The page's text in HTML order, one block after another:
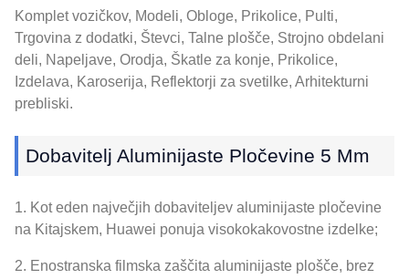
Komplet vozičkov, Modeli, Obloge, Prikolice, Pulti,
Trgovina z dodatki, Števci, Talne plošče, Strojno obdelani
deli, Napeljave, Orodja, Škatle za konje, Prikolice,
Izdelava, Karoserija, Reflektorji za svetilke, Arhitekturni
prebliski.
Dobavitelj Aluminijaste Pločevine 5 Mm
1. Kot eden največjih dobaviteljev aluminijaste pločevine
na Kitajskem, Huawei ponuja visokokakovostne izdelke;
2. Enostranska filmska zaščita aluminijaste plošče, brez